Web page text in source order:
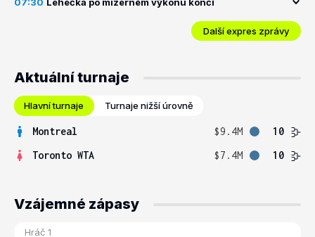
Další expres zprávy
Aktuální turnaje
Hlavní turnaje Turnaje nižší úrovně
Montreal $9.4M
10
Toronto WTA
$7.4M 10
Vzájemné zápasy